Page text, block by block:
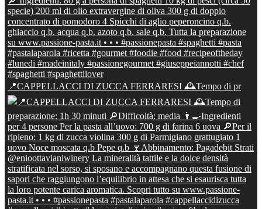
📍CAPPELLACCI DI ZUCCA FERRARESI 🕰Tempo di pr